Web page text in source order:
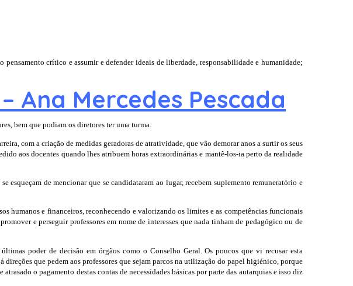
crítico e assumir e defender ideais de liberdade, responsabilidade e humanidade;
Ana Mercedes Pescada
bem que podiam os diretores ter uma turma.
com a criação de medidas geradoras de atratividade, que vão demorar anos a surtir os seus
aos docentes quando lhes atribuem horas extraordinárias e mantê-los-ia perto da realidade
esqueçam de mencionar que se candidataram ao lugar, recebem suplemento remuneratório e
humanos e financeiros, reconhecendo e valorizando os limites e as competências funcionais
e perseguir professores em nome de interesses que nada tinham de pedagógico ou de
poder de decisão em órgãos como o Conselho Geral. Os poucos que vi recusar esta
que pedem aos professores que sejam parcos na utilização do papel higiénico, porque
o pagamento destas contas de necessidades básicas por parte das autarquias e isso diz